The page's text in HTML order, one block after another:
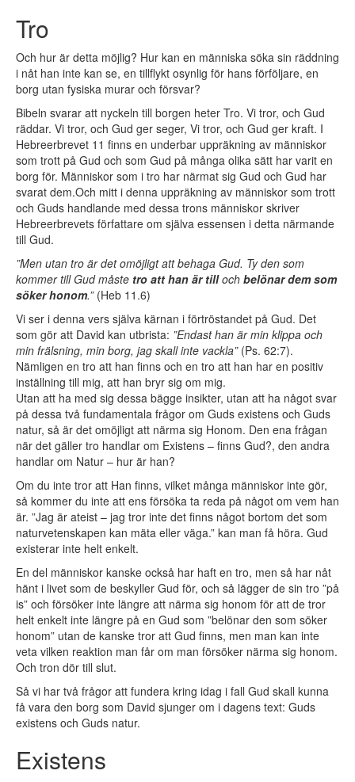
Tro
Och hur är detta möjlig? Hur kan en människa söka sin räddning
i nåt han inte kan se, en tillflykt osynlig för hans förföljare, en
borg utan fysiska murar och försvar?
Bibeln svarar att nyckeln till borgen heter Tro. Vi tror, och Gud
räddar. Vi tror, och Gud ger seger, Vi tror, och Gud ger kraft. I
Hebreerbrevet 11 finns en underbar uppräkning av människor
som trott på Gud och som Gud på många olika sätt har varit en
borg för. Människor som i tro har närmat sig Gud och Gud har
svarat dem.Och mitt i denna uppräkning av människor som trott
och Guds handlande med dessa trons människor skriver
Hebreerbrevets författare om själva essensen i detta närmande
till Gud.
”Men utan tro är det omöjligt att behaga Gud. Ty den som
kommer till Gud måste tro att han är tilloch belönar dem som
söker honom.”(Heb 11.6)
Vi ser i denna vers själva kärnan i förtröstandet på Gud. Det
som gör att David kan utbrista: ”Endast han är min klippa och
min frälsning, min borg, jag skall inte vackla”(Ps. 62:7).
Nämligen en tro att han finns och en tro att han har en positiv
inställning till mig, att han bryr sig om mig.
Utan att ha med sig dessa bägge insikter, utan att ha något svar
på dessa två fundamentala frågor om Guds existens och Guds
natur, så är det omöjligt att närma sig Honom. Den ena frågan
när det gäller tro handlar om Existens – finns Gud?, den andra
handlar om Natur – hur är han?
Om du inte tror att Han finns, vilket många människor inte gör,
så kommer du inte att ens försöka ta reda på något om vem han
är. ”Jag är ateist – jag tror inte det finns något bortom det som
naturvetenskapen kan mäta eller väga.” kan man få höra. Gud
existerar inte helt enkelt.
En del människor kanske också har haft en tro, men så har nåt
hänt i livet som de beskyller Gud för, och så lägger de sin tro ”på
is” och försöker inte längre att närma sig honom för att de tror
helt enkelt inte längre på en Gud som ”belönar den som söker
honom” utan de kanske tror att Gud finns, men man kan inte
veta vilken reaktion man får om man försöker närma sig honom.
Och tron dör till slut.
Så vi har två frågor att fundera kring idag i fall Gud skall kunna
få vara den borg som David sjunger om i dagens text: Guds
existens och Guds natur.
Existens